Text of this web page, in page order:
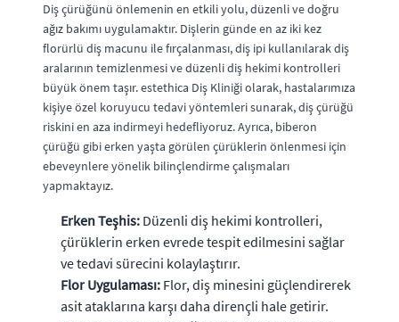
Diş çürüğünü önlemenin en etkili yolu, düzenli ve doğru
ağız bakımı uygulamaktır. Dişlerin günde en az iki kez
florürlü diş macunu ile fırçalanması, diş ipi kullanılarak diş
aralarının temizlenmesi ve düzenli diş hekimi kontrolleri
büyük önem taşır. estethica Diş Kliniği olarak, hastalarımıza
kişiye özel koruyucu tedavi yöntemleri sunarak, diş çürüğü
riskini en aza indirmeyi hedefliyoruz. Ayrıca, biberon
çürüğü gibi erken yaşta görülen çürüklerin önlenmesi için
ebeveynlere yönelik bilinçlendirme çalışmaları
yapmaktayız.
Erken Teşhis: Düzenli diş hekimi kontrolleri,
çürüklerin erken evrede tespit edilmesini sağlar
ve tedavi sürecini kolaylaştırır.
Flor Uygulaması: Flor, diş minesini güçlendirerek
asit ataklarına karşı daha dirençli hale getirir.